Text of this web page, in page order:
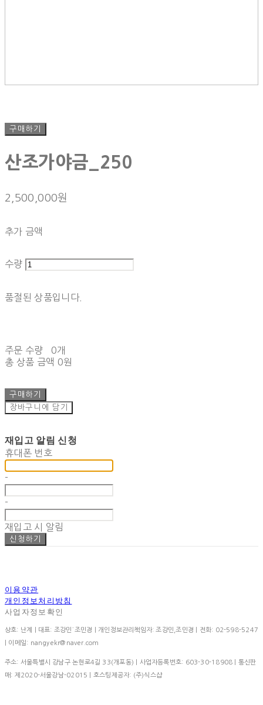
구매하기
산조가야금_250
2,500,000원
추가 금액
수량
품절된 상품입니다.
주문 수량
0개
총 상품 금액 0원
구매하기
장바구니에 담기
재입고 알림 신청
휴대폰 번호
-
-
재입고 시 알림
신청하기
이용약관
개인정보처리방침
사업자정보확인
상호: 난계 | 대표: 조강민˙조민경 | 개인정보관리책임자: 조강민,조민경 | 전화: 02-598-5247
| 이메일: nangyekr@naver.com
주소: 서울특별시 강남구 논현로4길 33(개포동) | 사업자등록번호: 603-30-18908 | 통신판
매: 제2020-서울강남-02015 | 호스팅제공자: (주)식스샵